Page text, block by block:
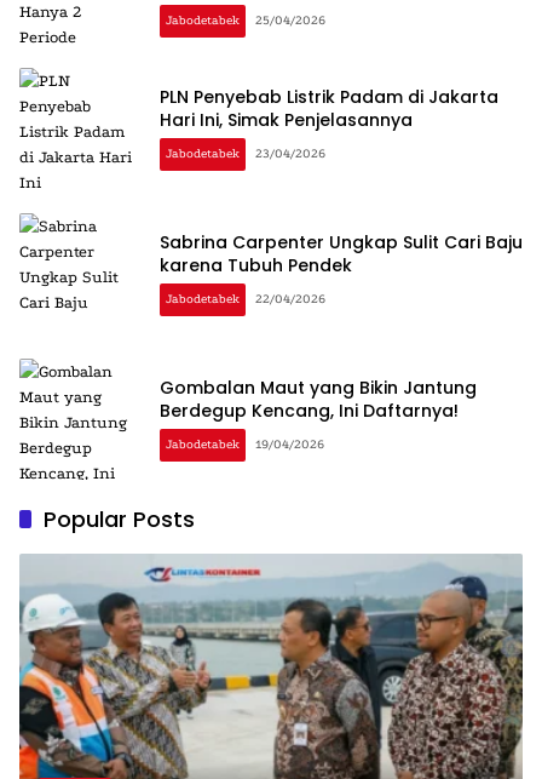
Jabodetabek 25/04/2026
PLN Penyebab Listrik Padam di Jakarta
Hari Ini, Simak Penjelasannya
Jabodetabek 23/04/2026
Sabrina Carpenter Ungkap Sulit Cari Baju
karena Tubuh Pendek
Jabodetabek 22/04/2026
Gombalan Maut yang Bikin Jantung
Berdegup Kencang, Ini Daftarnya!
Jabodetabek 19/04/2026
Popular Posts